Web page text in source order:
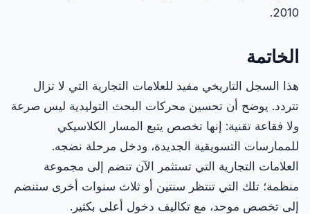
2010.
الخاتمة
هذا السجل التاريخي مفيد للعلامات التجارية التي لا تزال
تتردد. يوضح أن تحسين محركات البحث التوليدية ليس صرعة
ولا فقاعة تقنية: إنها تخصص يتبع المسار الكلاسيكي
للممارسات التسويقية الجديدة، ودخل مرحلة نضجه.
العلامات التجارية التي تستثمر الآن تنضم إلى مجموعة
منظمة؛ تلك التي تنتظر سنتين أو ثلاث سنوات أخرى ستنضم
إلى تخصص موحد، مع تكاليف دخول أعلى بكثير.